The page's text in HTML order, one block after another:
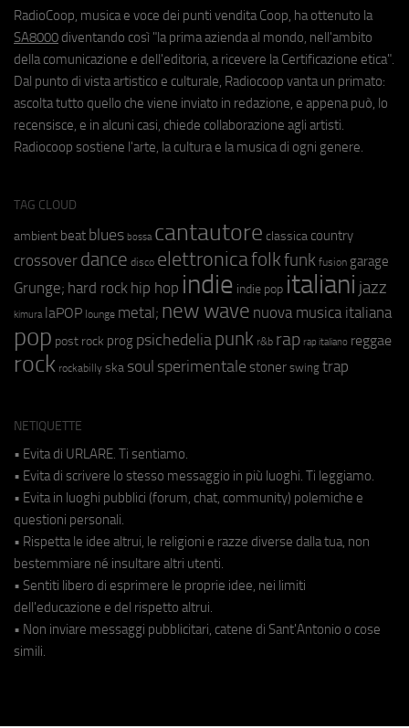
RadioCoop, musica e voce dei punti vendita Coop, ha ottenuto la
SA8000 diventando così "la prima azienda al mondo, nell'ambito
della comunicazione e dell'editoria, a ricevere la Certificazione etica".
Dal punto di vista artistico e culturale, Radiocoop vanta un primato:
ascolta tutto quello che viene inviato in redazione, e appena può, lo
recensisce, e in alcuni casi, chiede collaborazione agli artisti.
Radiocoop sostiene l'arte, la cultura e la musica di ogni genere.
TAG CLOUD
ambient beat blues bossa cantautore classica country
crossover dance disco elettronicafolkfunk fusion garage
Grunge; hard rock hip hop indie indie pop italiani jazz
kimura laPOP lounge metal; new wave nuova musica italiana
pop post rock prog psichedeliapunk r&b rap rap italiano reggae
rock rockabilly ska soul sperimentale stoner swing trap
NETIQUETTE
• Evita di URLARE. Ti sentiamo.
• Evita di scrivere lo stesso messaggio in più luoghi. Ti leggiamo.
• Evita in luoghi pubblici (forum, chat, community) polemiche e
questioni personali.
• Rispetta le idee altrui, le religioni e razze diverse dalla tua, non
bestemmiare né insultare altri utenti.
• Sentiti libero di esprimere le proprie idee, nei limiti
dell'educazione e del rispetto altrui.
• Non inviare messaggi pubblicitari, catene di Sant'Antonio o cose
simili.